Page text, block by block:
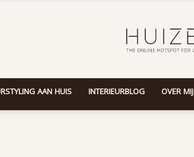
AAN HUIS INTERIEURBLOG OVER MIJ